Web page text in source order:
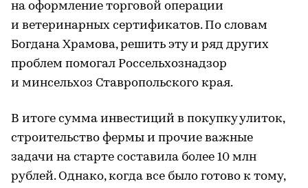
на оформление торговой операции
и ветеринарных сертификатов. По словам
Богдана Храмова, решить эту и ряд других
проблем помогал Россельхознадзор
и минсельхоз Ставропольского края.
В итоге сумма инвестиций в покупку улиток,
строительство фермы и прочие важные
задачи на старте составила более 10 млн
рублей. Однако, когда все было готово к тому,